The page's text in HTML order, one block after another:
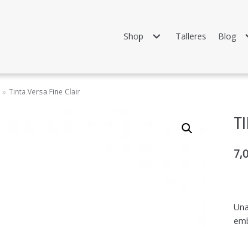
Shop Talleres Blog
» Tinta Versa Fine Clair